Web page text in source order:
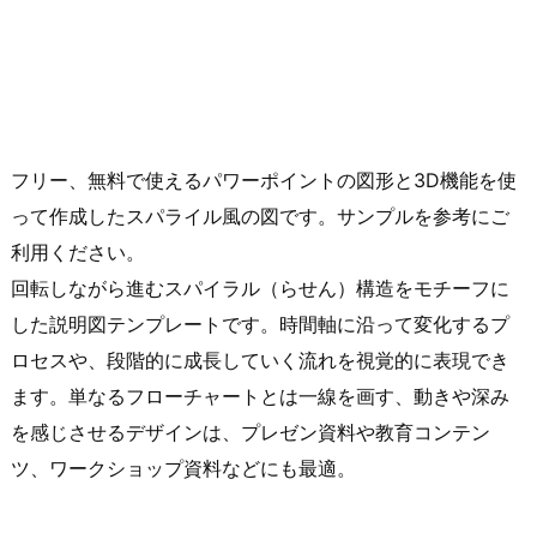
フリー、無料で使えるパワーポイントの図形と3D機能を使
って作成したスパライル風の図です。サンプルを参考にご
利用ください。
回転しながら進むスパイラル（らせん）構造をモチーフに
した説明図テンプレートです。時間軸に沿って変化するプ
ロセスや、段階的に成長していく流れを視覚的に表現でき
ます。単なるフローチャートとは一線を画す、動きや深み
を感じさせるデザインは、プレゼン資料や教育コンテン
ツ、ワークショップ資料などにも最適。